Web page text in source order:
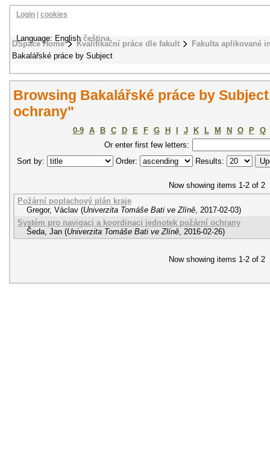
DSpace Home Kvalifikační práce dle fakult
Fakulta aplikované
Bakalářské práce by Subject
Login cookies
Language: Englishčeština
Browsing Bakalářské práce by
ochrany"
0-9 A B C D E F G H J K L M N O P
Q
Or enter first few letters:
Sort by:
Order: Results:
Now showing items 1-2 of 2
Požární poplachový plán kraje
Gregor, Václav (Univerzita Tomáše Bati ve Zlíně, 2017-02-03)
Systém pro navigaci a koordinaci jednotek požární ochrany
Šeda, Jan (Univerzita Tomáše Bati ve Zlíně, 2016-02-26)
Now showing items 1-2 of 2